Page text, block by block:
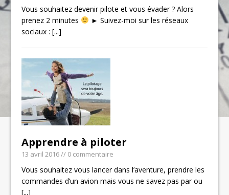
Vous souhaitez devenir pilote et vous évader ? Alors
prenez 2 minutes
► Suivez-moi sur les réseaux
sociaux :[...]
Apprendre à piloter
13 avril 2016// 0 commentaire
Vous souhaitez vous lancer dans l’aventure, prendre les
commandes d’un avion mais vous ne savez pas par ou
[...]